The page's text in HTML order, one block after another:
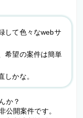
して色々なwebサ
希望の案件は簡単
しかな。
か？
公開案件です。